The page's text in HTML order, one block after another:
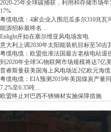
2020-25年全球碳捕获，利用和存储市场
17%
粤缆电缆：4家企业入围厄瓜多尔310兆瓦
能源招标最终名…
Enlight开始在塞尔维亚风电场发电
意大利上调2030年太阳能装机目标至50吉
粤缆电缆：欧盟批准法国最古老核电站退
到2020年全球5G物联网市场规模将达7亿
普睿斯曼获美国海上风电场近2亿欧元海
粤缆电缆：EIA预测2019年美国煤炭产量
7.2%至6.35吨…
欧盟终止对巴西不锈钢材实施保障措施